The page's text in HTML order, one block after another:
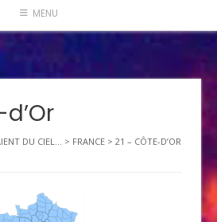
MENU
DU CIEL... > FRANCE > 21 – CÔTE-D’OR